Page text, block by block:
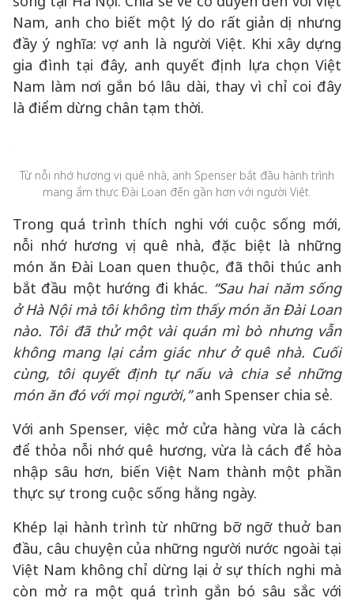
Nam, anh cho biết một lý do rất giản dị nhưng
đầy ý nghĩa: vợ anh là người Việt. Khi xây dựng
gia đình tại đây, anh quyết định lựa chọn Việt
Nam làm nơi gắn bó lâu dài, thay vì chỉ coi đây
là điểm dừng chân tạm thời.
Từ nỗi nhớ hương vị quê nhà, anh Spenser bắt đầu hành trình
mang ẩm thực Đài Loan đến gần hơn với người Việt.
Trong quá trình thích nghi với cuộc sống mới,
nỗi nhớ hương vị quê nhà, đặc biệt là những
món ăn Đài Loan quen thuộc, đã thôi thúc anh
bắt đầu một hướng đi khác. “Sau hai năm sống
ở Hà Nội mà tôi không tìm thấy món ăn Đài Loan
nào. Tôi đã thử một vài quán mì bò nhưng vẫn
không mang lại cảm giác như ở quê nhà. Cuối
cùng, tôi quyết định tự nấu và chia sẻ những
món ăn đó với mọi người,”anh Spenser chia sẻ.
Với anh Spenser, việc mở cửa hàng vừa là cách
để thỏa nỗi nhớ quê hương, vừa là cách để hòa
nhập sâu hơn, biến Việt Nam thành một phần
thực sự trong cuộc sống hằng ngày.
Khép lại hành trình từ những bỡ ngỡ thuở ban
đầu, câu chuyện của những người nước ngoài tại
Việt Nam không chỉ dừng lại ở sự thích nghi mà
còn mở ra một quá trình gắn bó sâu sắc với